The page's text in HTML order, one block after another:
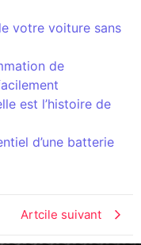
votre voiture sans
de
est l’histoire de
d’une batterie
Artcile suivant